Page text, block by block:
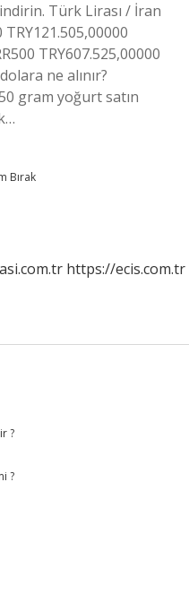
Türk Lirası / İran
TRY607.525,00000
ne alınır?
gram yoğurt satın
Bırak
https://ecis.com.tr
?
?